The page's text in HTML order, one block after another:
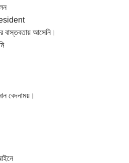
বাস্তবতায় আসেনি।
বেদনাময়।